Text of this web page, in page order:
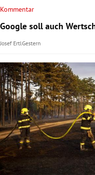
Kommentar
Google soll auch
Josef ErtlGestern